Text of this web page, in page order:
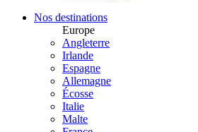
Nos destinations
Europe
Angleterre
Irlande
Espagne
Allemagne
Écosse
Italie
Malte